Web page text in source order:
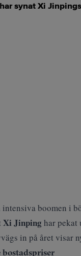
synat Xi
intensiva boomen i
Xi Jinping har pekat
in på året visar
bostadspriser